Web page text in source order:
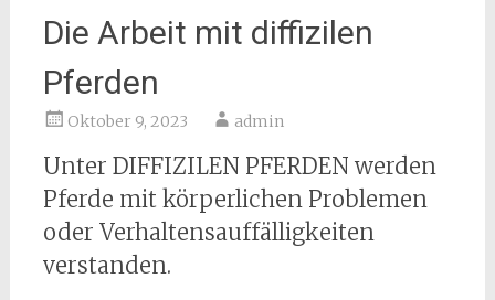
Die Arbeit mit diffizilen
Pferden
Oktober 9, 2023 admin
Unter DIFFIZILEN PFERDEN werden
Pferde mit körperlichen Problemen
oder Verhaltensauffälligkeiten
verstanden.